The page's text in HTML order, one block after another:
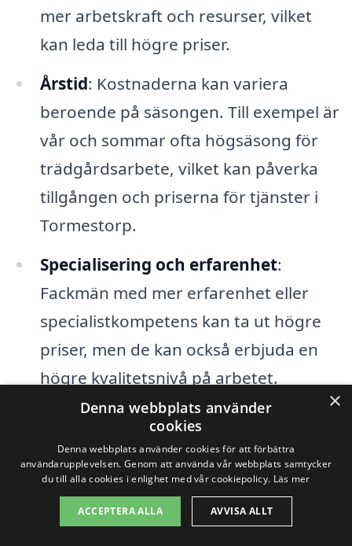
mer arbetskraft och resurser, vilket
kan leda till högre priser.
Årstid: Kostnaderna kan variera
beroende på säsongen. Till exempel är
vår och sommar ofta högsäsong för
trädgårdsarbete, vilket kan påverka
tillgången och priserna för tjänster i
Tormestorp.
Specialisering och erfarenhet:
Fackmän med mer erfarenhet eller
specialistkompetens kan ta ut högre
priser, men de kan också erbjuda en
högre kvalitetsnivå på arbetet.
Materialkostnader: Om ditt
trädgårdsarbete inkluderar inköp av
växter, jord eller andra material,
kommer dessa kostnader också att
påverka det totala priset.
×
Denna webbplats använder
cookies
Denna webbplats använder cookies för att förbättra
användarupplevelsen. Genom att använda vår webbplats samtycker
du till alla cookies i enlighet med vår cookiepolicy. Läs mer
ACCEPTERA ALLA AVVISA ALLT